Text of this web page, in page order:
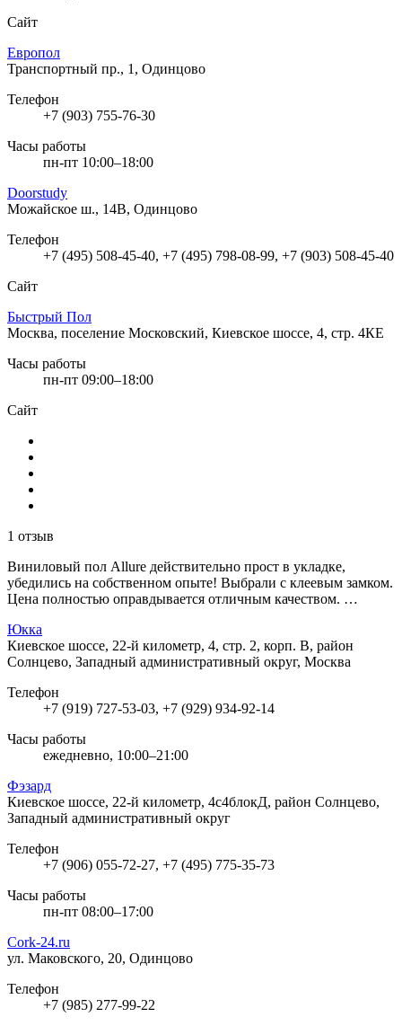
Сайт
Европол
Транспортный пр., 1, Одинцово
Телефон
+7 (903) 755-76-30
Часы работы
пн-пт 10:00–18:00
Doorstudy
Можайское ш., 14В, Одинцово
Телефон
+7 (495) 508-45-40, +7 (495) 798-08-99, +7 (903) 508-45-40
Сайт
Быстрый Пол
Москва, поселение Московский, Киевское шоссе, 4, стр. 4КЕ
Часы работы
пн-пт 09:00–18:00
Сайт
1 отзыв
Виниловый пол Allure действительно прост в укладке,
убедились на собственном опыте! Выбрали с клеевым замком.
Цена полностью оправдывается отличным качеством. …
Юкка
Киевское шоссе, 22-й километр, 4, стр. 2, корп. В, район
Солнцево, Западный административный округ, Москва
Телефон
+7 (919) 727-53-03, +7 (929) 934-92-14
Часы работы
ежедневно, 10:00–21:00
Фэзард
Киевское шоссе, 22-й километр, 4с4блокД, район Солнцево,
Западный административный округ
Телефон
+7 (906) 055-72-27, +7 (495) 775-35-73
Часы работы
пн-пт 08:00–17:00
Cork-24.ru
ул. Маковского, 20, Одинцово
Телефон
+7 (985) 277-99-22